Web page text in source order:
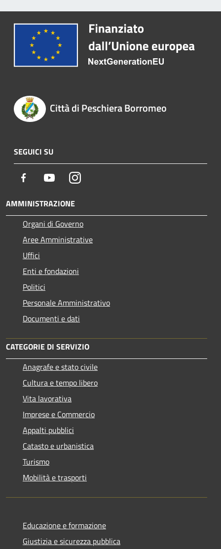
Città di Peschiera Borromeo
SEGUICI SU
Facebook YoutubeInstagram
AMMINISTRAZIONE
Organi di Governo
Aree Amministrative
Uffici
Enti e fondazioni
Politici
Personale Amministrativo
Documenti e dati
CATEGORIE DI SERVIZIO
Anagrafe e stato civile
Cultura e tempo libero
Vita lavorativa
Imprese e Commercio
Appalti pubblici
Catasto e urbanistica
Turismo
Mobilità e trasporti
Educazione e formazione
Giustizia e sicurezza pubblica